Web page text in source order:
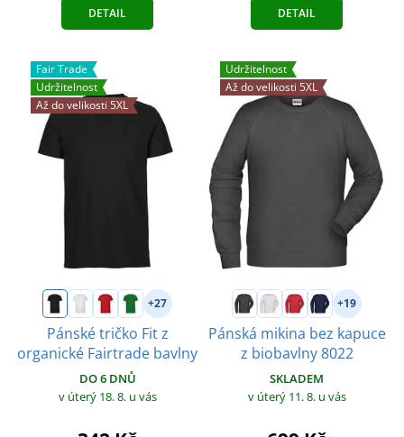
DETAIL DETAIL
Fair Trade
Udržitelnost
Až do velikosti 5XL
+27
Pánské tričko Fit z
organické Fairtrade bavlny
DO 6 DNŮ
v úterý 18. 8. u vás
Udržitelnost
Až do velikosti 5XL
+19
Pánská mikina bez kapuce
z biobavlny 8022
SKLADEM
v úterý 11. 8. u vás